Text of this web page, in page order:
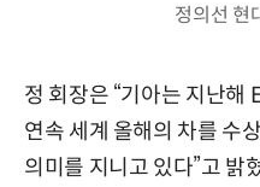
정의선 현
정 회장은 “기아는 지난해
연속 세계 올해의 차를 수
의미를 지니고 있다”고 밝